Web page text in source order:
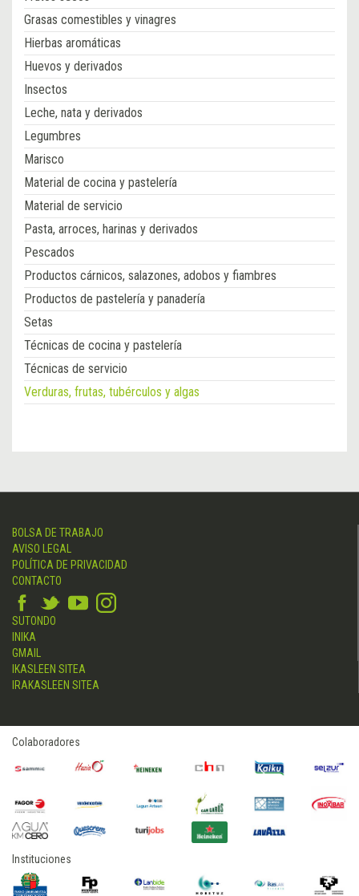
Grasas comestibles y vinagres
Hierbas aromáticas
Huevos y derivados
Insectos
Leche, nata y derivados
Legumbres
Marisco
Material de cocina y pastelería
Material de servicio
Pasta, arroces, harinas y derivados
Pescados
Productos cárnicos, salazones, adobos y fiambres
Productos de pastelería y panadería
Setas
Técnicas de cocina y pastelería
Técnicas de servicio
Verduras, frutas, tubérculos y algas
BOLSA DE TRABAJO
AVISO LEGAL
POLÍTICA DE PRIVACIDAD
CONTACTO
SUTONDO
INIKA
GMAIL
IKASLEEN SITEA
IRAKASLEEN SITEA
Colaboradores
Instituciones